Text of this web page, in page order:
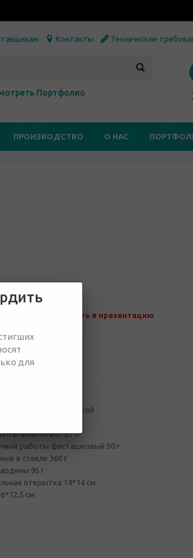
Контакты Технические
Портфолио
ПРОИЗВОДСТВО О НАС
Добавить в презентацию
пенал с канатной ручкой
Bradan Orach 0,7 л
работы фисташковый 50 г
в стекле 360 г
95 г
открытка 14*14 см
см
для